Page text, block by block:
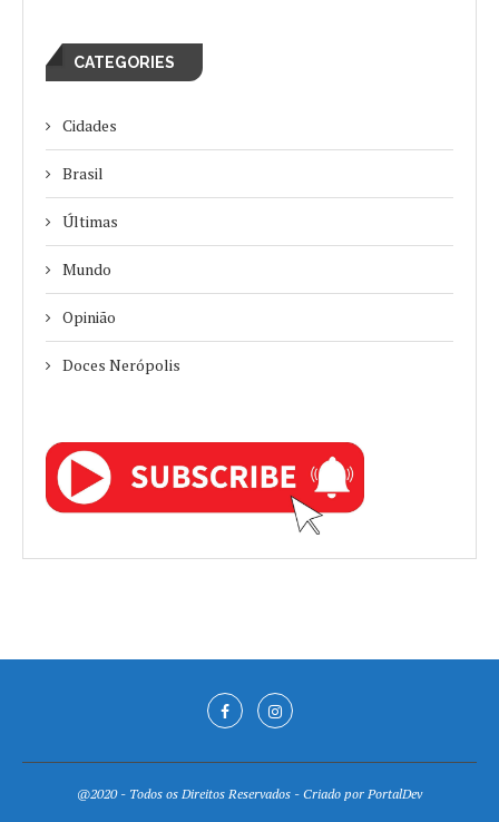
CATEGORIES
Cidades
Brasil
Últimas
Mundo
Opinião
Doces Nerópolis
@2020 - Todos os Direitos Reservados - Criado por PortalDev